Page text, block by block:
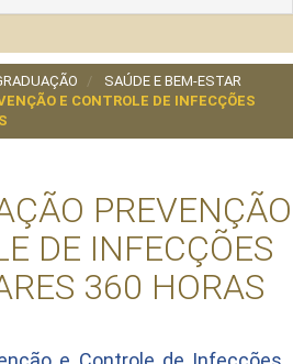
SAÚDE E BEM-ESTAR
E CONTROLE DE INFECÇÕES
PREVENÇÃO
DE INFECÇÕES
360 HORAS